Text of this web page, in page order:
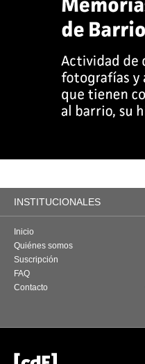
INSTITUCIONALES
Inicio
Quiénes somos
Suscripción
FAQ
Contacto